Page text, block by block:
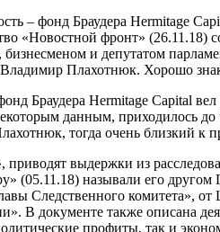
– фонд Браудера Hermitage
«Новостной фронт» (26.11.18)
и депутатом
Плахотнюк. Хорошо
Браудера Hermitage Capital
данным, приходилось до
тогда очень близкий к
выдержки из
(05.11.18) называли его
Следственного комитета»,
В документе также описана
профиты, так и